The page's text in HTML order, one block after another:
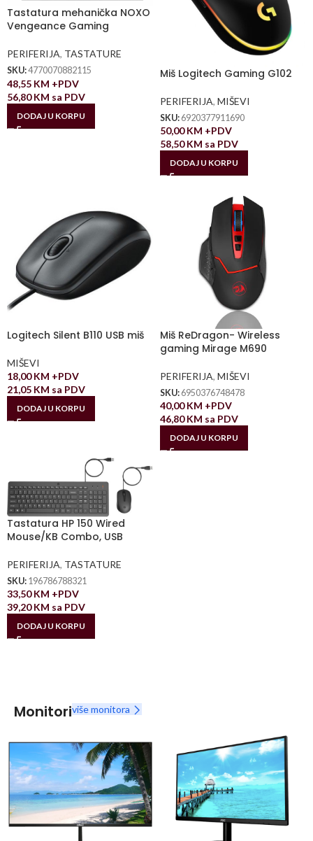
Tastatura mehanička NOXO
Vengeance Gaming
PERIFERIJA, TASTATURE
SKU:4770070882115
48,55 KM +PDV
56,80KM sa PDV
DODAJ U KORPU
Miš Logitech Gaming G102
PERIFERIJA, MIŠEVI
SKU: 6920377911690
50,00KM +PDV
58,50KM sa PDV
DODAJ U KORPU
Logitech Silent B110 USB miš
MIŠEVI
18,00KM +PDV
21,05 KM sa PDV
DODAJ U KORPU
Miš ReDragon- Wireless
gaming Mirage M690
PERIFERIJA, MIŠEVI
SKU: 6950376748478
40,00KM +PDV
46,80KM sa PDV
DODAJ U KORPU
Tastatura HP 150 Wired
Mouse/KB Combo, USB
PERIFERIJA, TASTATURE
SKU: 196786788321
33,50KM +PDV
39,20KM sa PDV
DODAJ U KORPU
Monitoriviše monitora